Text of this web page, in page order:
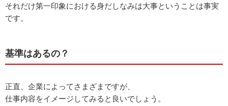
それだけ第一印象における身だしなみは大事ということは事実
です。
基準はあるの？
正直、企業によってさまざまですが、
仕事内容をイメージしてみると良いでしょう。